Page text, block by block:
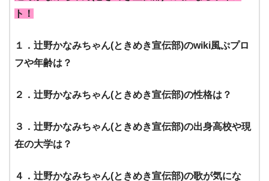
ト！
１．辻野かなみちゃん(ときめき宣伝部)のwiki風ぷプロ
フや年齢は？
２．辻野かなみちゃん(ときめき宣伝部)の性格は？
３．辻野かなみちゃん(ときめき宣伝部)の出身高校や現
在の大学は？
４．辻野かなみちゃん(ときめき宣伝部)の歌が気にな